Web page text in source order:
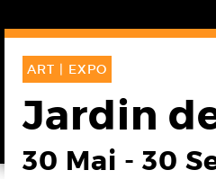
ART | EXPO
Jardin
30 Mai - 30